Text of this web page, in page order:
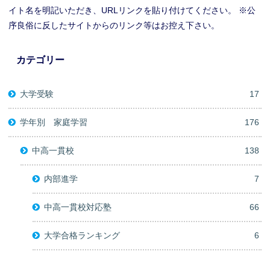
イト名を明記いただき、URLリンクを貼り付けてください。 ※公
序良俗に反したサイトからのリンク等はお控え下さい。
カテゴリー
大学受験 17
学年別 家庭学習 176
中高一貫校 138
内部進学 7
中高一貫校対応塾 66
大学合格ランキング 6